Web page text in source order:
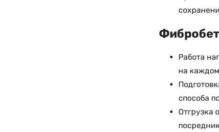
Работа
на
способа
Отгрузка